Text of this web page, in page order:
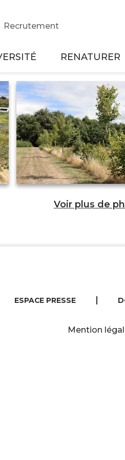
Recrutement
RENATURER
Voir plus de
ESPACE PRESSE
Mention